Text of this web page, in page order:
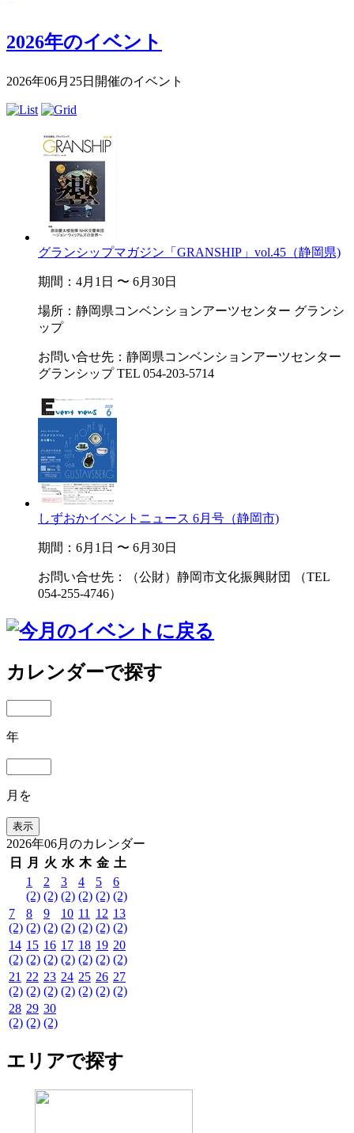
2026年のイベント
2026年06月25日開催のイベント
グランシップマガジン「GRANSHIP」vol.45（静岡県)
期間：4月1日 〜 6月30日
場所：静岡県コンベンションアーツセンター グランシ
ップ
お問い合せ先：静岡県コンベンションアーツセンター
グランシップ TEL 054-203-5714
しずおかイベントニュース 6月号（静岡市)
期間：6月1日 〜 6月30日
お問い合せ先：（公財）静岡市文化振興財団 （TEL
054-255-4746）
カレンダーで探す
年
月を
2026年06月のカレンダー
日
月 火 水 木 金 土
1
(2)
2
(2)
3
(2)
4
(2)
5
(2)
6
(2)
7
(2)
8
(2)
9
(2)
10
(2)
11
(2)
12
(2)
13
(2)
14
(2)
15
(2)
16
(2)
17
(2)
18
(2)
19
(2)
20
(2)
21
(2)
22
(2)
23
(2)
24
(2)
25
(2)
26
(2)
27
(2)
28
(2)
29
(2)
30
(2)
エリアで探す